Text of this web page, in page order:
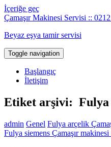
İçeriğe geç
Çamaşır Makinesi Servisi ::
Beyaz eşya tamir servisi
Toggle navigation
Başlangıç
İletişim
Etiket arşivi: Fulya
admin Genel Fulya arçelik
Fulya siemens Çamaşır makinesi